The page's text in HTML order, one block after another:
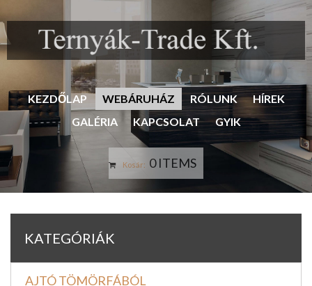
KEZDŐLAP WEBÁRUHÁZ RÓLUNK
HÍREK
GALÉRIA
KAPCSOLAT GYIK
Kosár: 0 ITEMS
KATEGÓRIÁK
AJTÓ TÖMÖRFÁBÓL